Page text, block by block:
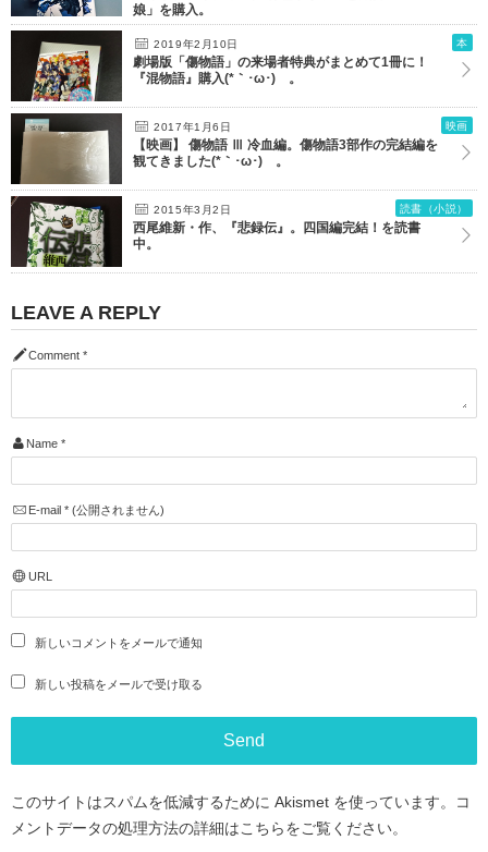
娘」を購入。
2019年2月10日 本
劇場版「傷物語」の来場者特典がまとめて1冊に！
『混物語』購入(*｀･ω･)ゞ。
2017年1月6日 映画
【映画】 傷物語 Ⅲ 冷血編。傷物語3部作の完結編を
観てきました(*｀･ω･)ゞ。
2015年3月2日 読書（小説）
西尾維新・作、『悲録伝』。四国編完結！を読書
中。
LEAVE A REPLY
Comment *
Name *
E-mail *(公開されません)
URL
新しいコメントをメールで通知
新しい投稿をメールで受け取る
このサイトはスパムを低減するために Akismet を使っています。
コ
メントデータの処理方法の詳細はこちらをご覧ください。